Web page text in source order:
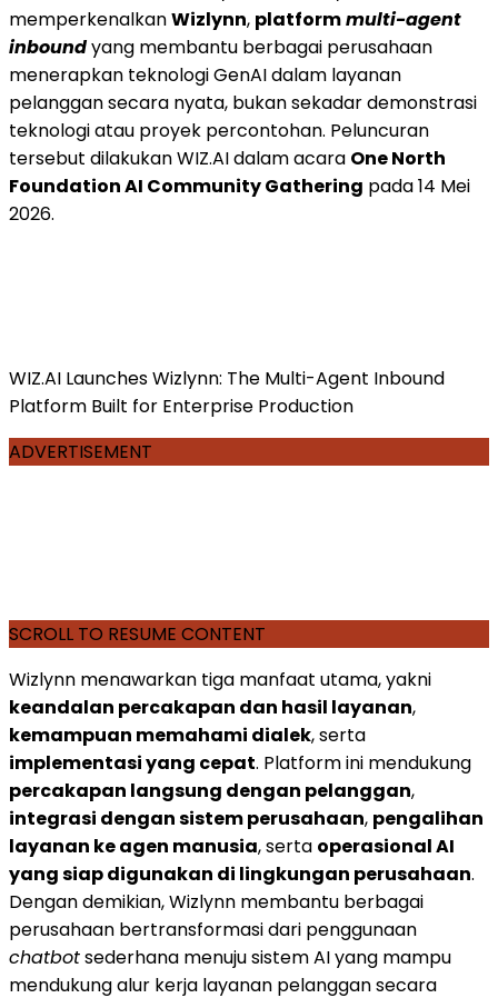
memperkenalkanWizlynn, platformmulti-agent
inboundyang membantu berbagai perusahaan
menerapkan teknologi GenAI dalam layanan
pelanggan secara nyata, bukan sekadar demonstrasi
teknologi atau proyek percontohan. Peluncuran
tersebut dilakukan WIZ.AI dalam acara One North
Foundation AI Community Gathering pada 14 Mei
2026.
WIZ.AI Launches Wizlynn: The Multi-Agent Inbound
Platform Built for Enterprise Production
ADVERTISEMENT
SCROLL TO RESUME CONTENT
Wizlynn menawarkan tiga manfaat utama, yakni
keandalan percakapan dan hasil layanan,
kemampuan memahami dialek, serta
implementasi yang cepat. Platform ini mendukung
percakapan langsung dengan pelanggan,
integrasi dengan sistem perusahaan, pengalihan
layanan ke agen manusia, serta operasional AI
yang siap digunakan di lingkungan perusahaan.
Dengan demikian, Wizlynn membantu berbagai
perusahaan bertransformasi dari penggunaan
chatbotsederhana menuju sistem AI yang mampu
mendukung alur kerja layanan pelanggan secara